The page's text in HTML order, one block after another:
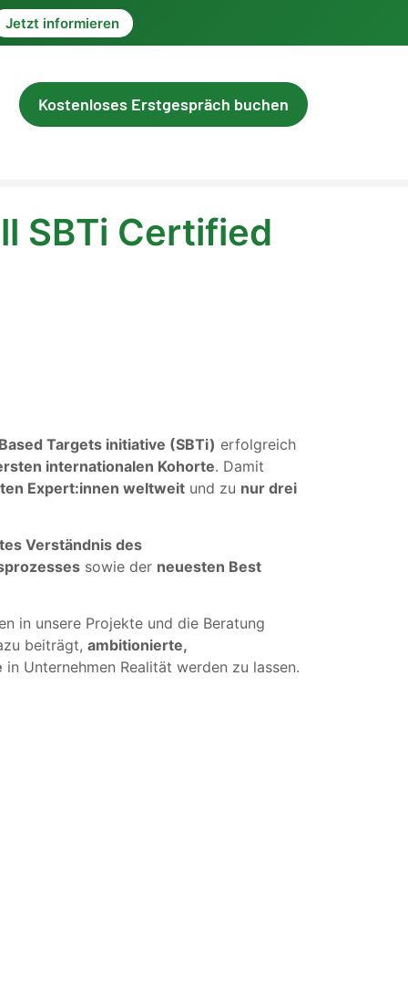
Jetzt informieren
Kostenloses Erstgespräch buchen
SBTi Certified
Targets initiative (SBTi) erfolgreich
internationalen Kohorte. Damit
Expert:innen weltweit und zu nur drei
Verständnis des
sowie der neuesten Best
in unsere Projekte und die Beratung
beiträgt,ambitionierte,
in Unternehmen Realität werden zu lassen.